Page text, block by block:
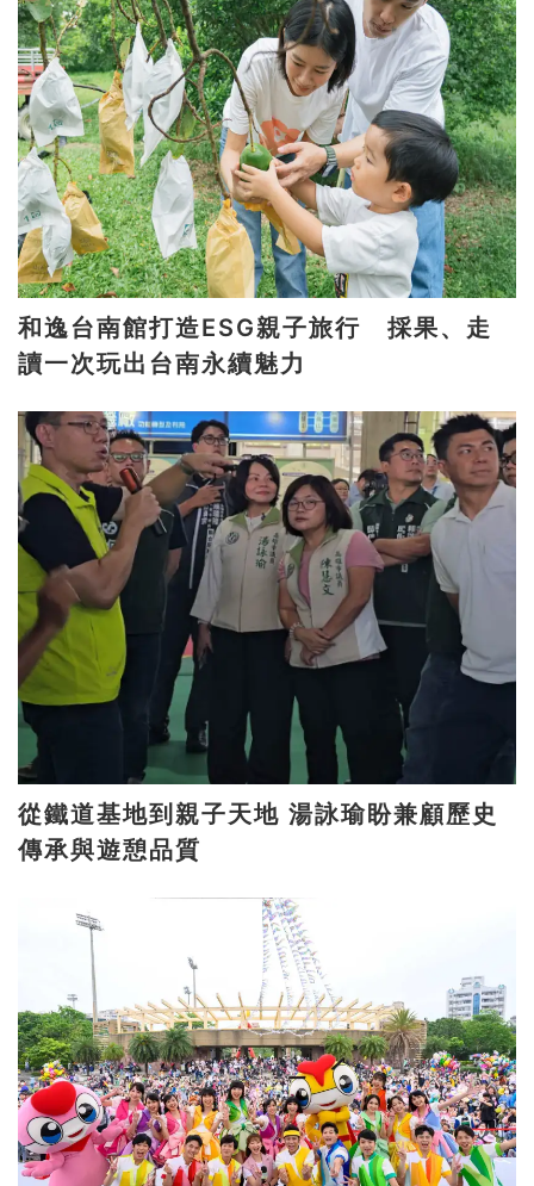
和逸台南館打造ESG親子旅行 採果、走
讀一次玩出台南永續魅力
從鐵道基地到親子天地 湯詠瑜盼兼顧歷史
傳承與遊憩品質